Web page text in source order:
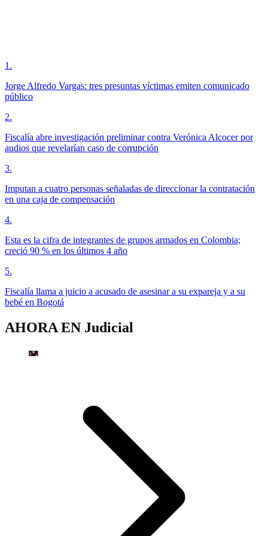
1 .
Jorge Alfredo Vargas: tres presuntas víctimas emiten comunicado
público
2.
Fiscalía abre investigación preliminar contra Verónica Alcocer por
audios que revelarían caso de corrupción
3.
Imputan a cuatro personas señaladas de direccionar la contratación
en una caja de compensación
4.
Esta es la cifra de integrantes de grupos armados en Colombia;
creció 90 % en los últimos 4 año
5.
Fiscalía llama a juicio a acusado de asesinar a su expareja y a su
bebé en Bogotá
AHORA EN Judicial